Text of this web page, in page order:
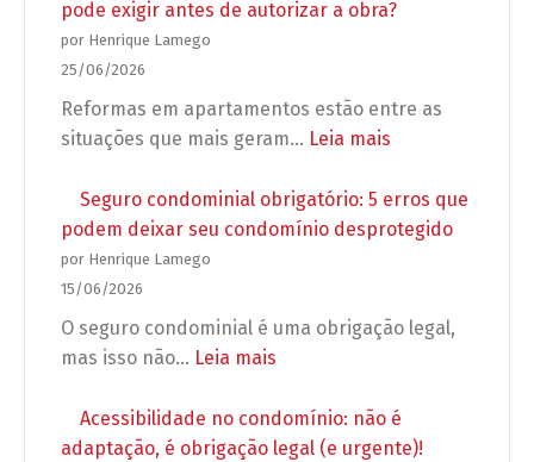
as
Regras
para
propagandas
e
no
pode exigir antes de autorizar a obra?
por Henrique Lamego
25/06/2026
Reformas em apartamentos estão entre as
situações que mais geram… Leia mais
em
apartamento:
o
síndico
exigir
antes
Seguro condominial obrigatório: 5 erros que
podem deixar seu condomínio desprotegido
por Henrique Lamego
15/06/2026
O seguro condominial é uma obrigação legal,
mas isso não… Leia mais
condominial
obrigatório:
Acessibilidade no condomínio: não é
adaptação, é obrigação legal (e urgente)!